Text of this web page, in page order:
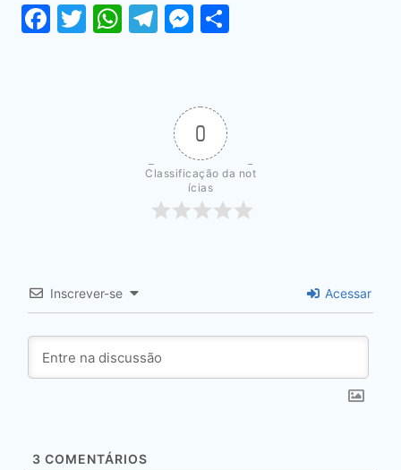
Facebook
Twitter
WhatsApp
Telegram
Messenger
0
Classificação da not
ícias
Inscrever-se Acessar
3 COMENTÁRIOS